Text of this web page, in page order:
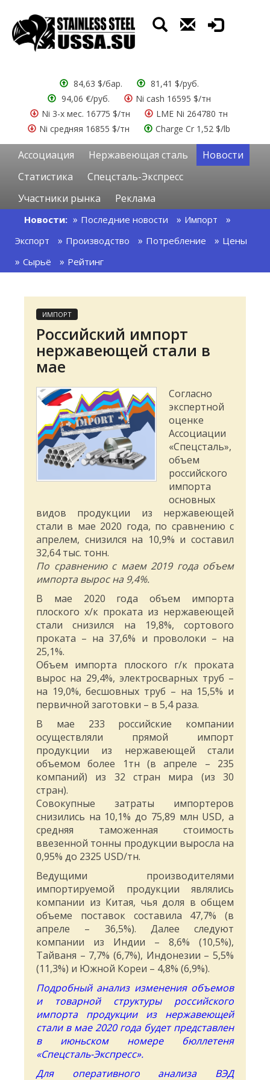
84,63 $/бар.
81,41 $/руб.
94,06 €/руб.
Ni cash 16595 $/тн
Ni 3-х мес. 16775 $/тн
LME Ni 264780 тн
Ni средняя 16855 $/тн
Charge Cr 1,52 $/lb
Ассоциация Нержавеющая сталь
Новости
Статистика
Спецсталь-Экспресс
Участники рынка
Реклама
Новости: Последние новости
Импорт
Экспорт
Производство Потребление
Цены
Сырьё
Рейтинг
ИМПОРТ
Российский импорт
нержавеющей стали в
мае
Согласно
экспертной
оценке
Ассоциации
«Спецсталь»,
объем
российского
импорта
основных
видов продукции из нержавеющей
стали в мае 2020 года, по сравнению с
апрелем, снизился на 10,9% и составил
32,64 тыс. тонн.
По сравнению с маем 2019 года объем
импорта вырос на 9,4%.
В мае 2020 года объем импорта
плоского х/к проката из нержавеющей
стали снизился на 19,8%, сортового
проката – на 37,6% и проволоки – на
25,1%.
Объем импорта плоского г/к проката
вырос на 29,4%, электросварных труб –
на 19,0%, бесшовных труб – на 15,5% и
первичной заготовки – в 5,4 раза.
В мае 233 российские компании
осуществляли прямой импорт
продукции из нержавеющей стали
объемом более 1тн (в апреле – 235
компаний) из 32 стран мира (из 30
стран).
Совокупные затраты импортеров
снизились на 10,1% до 75,89 млн USD, а
средняя таможенная стоимость
ввезенной тонны продукции выросла на
0,95% до 2325 USD/тн.
Ведущими производителями
импортируемой продукции являлись
компании из Китая, чья доля в общем
объеме поставок составила 47,7% (в
апреле – 36,5%). Далее следуют
компании из Индии – 8,6% (10,5%),
Тайваня – 7,7% (6,7%), Индонезии – 5,5%
(11,3%) и Южной Кореи – 4,8% (6,9%).
Подробный анализ изменения объемов
и товарной структуры российского
импорта продукции из нержавеющей
стали в мае 2020 года будет представлен
в июньском номере бюллетеня
«Спецсталь-Экспресс».
Для оперативного анализа ВЭД